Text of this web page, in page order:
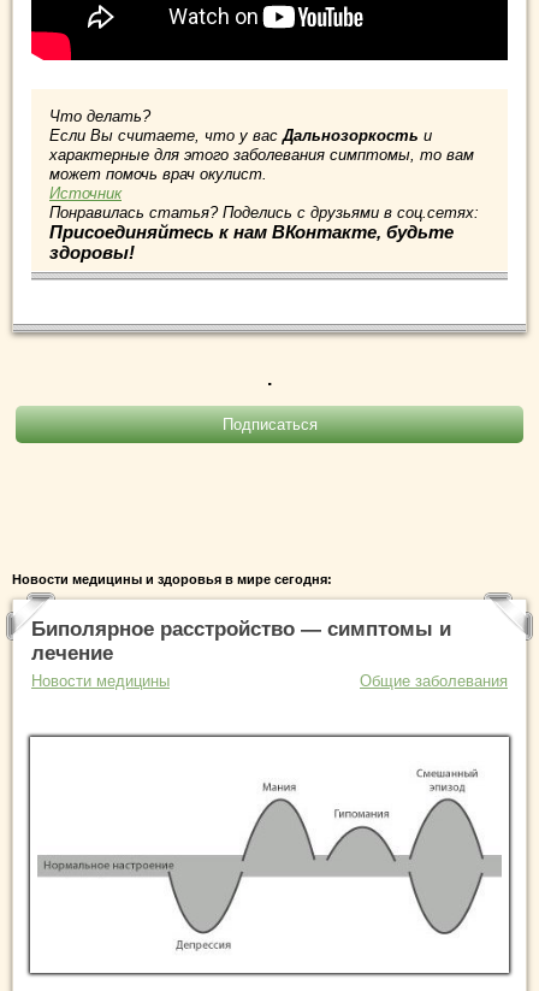
Что делать?
Если Вы считаете, что у вас Дальнозоркость и
характерные для этого заболевания симптомы, то вам
может помочь врач окулист.
Источник
Понравилась статья? Поделись с друзьями в соц.сетях:
Присоединяйтесь к нам ВКонтакте, будьте
здоровы!
.
Новости медицины и здоровья в мире сегодня:
Биполярное расстройство — симптомы и
лечение
Новости медицины Общие заболевания